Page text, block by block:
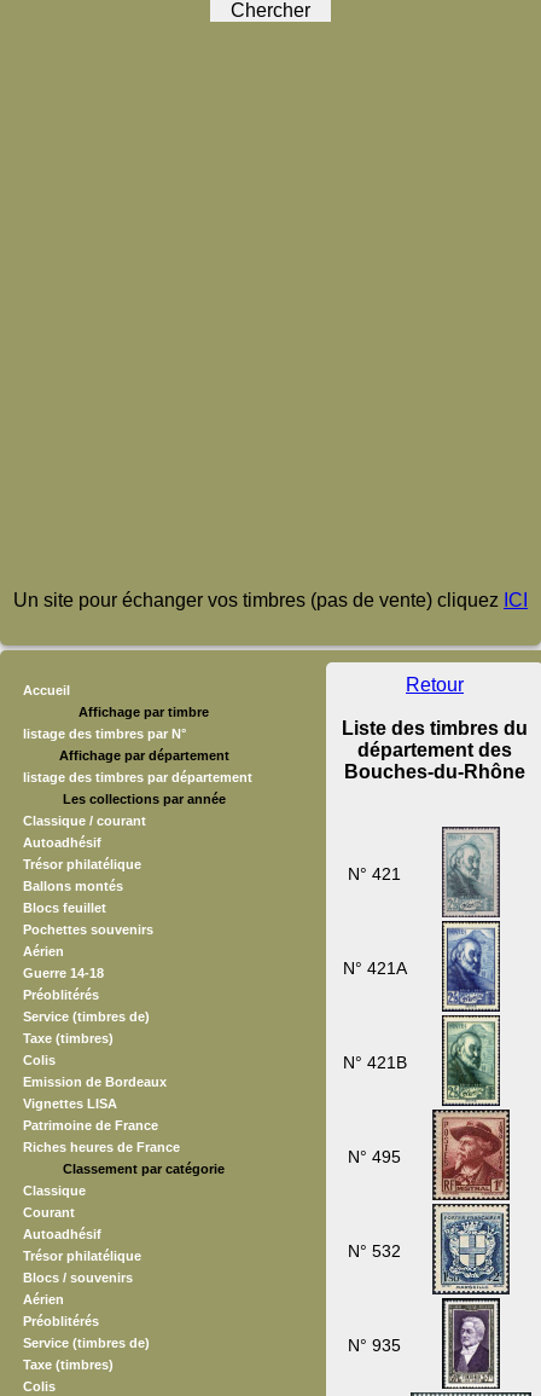
Un site pour échanger vos timbres (pas de vente) cliquez ICI
Accueil
Affichage par timbre
listage des timbres par N°
Affichage par département
listage des timbres par département
Les collections par année
Classique / courant
Autoadhésif
Trésor philatélique
Ballons montés
Blocs feuillet
Pochettes souvenirs
Aérien
Guerre 14-18
Préoblitérés
Service (timbres de)
Taxe (timbres)
Colis
Emission de Bordeaux
Vignettes LISA
Patrimoine de France
Riches heures de France
Classement par catégorie
Classique
Courant
Autoadhésif
Trésor philatélique
Blocs / souvenirs
Aérien
Préoblitérés
Service (timbres de)
Taxe (timbres)
Colis
Retour
Liste des timbres du
département des
Bouches-du-Rhône
N° 421
N° 421A
N° 421B
N° 495
N° 532
N° 935